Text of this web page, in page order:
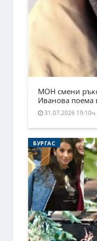
МОН смени
Иванова поема
31.07.2026 19:10ч.
БУРГАС